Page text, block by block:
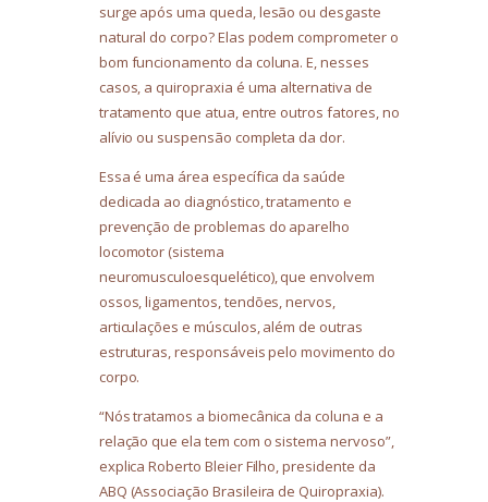
surge após uma queda, lesão ou desgaste
natural do corpo? Elas podem comprometer o
bom funcionamento da coluna. E, nesses
casos, a quiropraxia é uma alternativa de
tratamento que atua, entre outros fatores, no
alívio ou suspensão completa da dor.
Essa é uma área específica da saúde
dedicada ao diagnóstico, tratamento e
prevenção de problemas do aparelho
locomotor (sistema
neuromusculoesquelético), que envolvem
ossos, ligamentos, tendões, nervos,
articulações e músculos, além de outras
estruturas, responsáveis pelo movimento do
corpo.
“Nós tratamos a biomecânica da coluna e a
relação que ela tem com o sistema nervoso”,
explica Roberto Bleier Filho, presidente da
ABQ (Associação Brasileira de Quiropraxia).